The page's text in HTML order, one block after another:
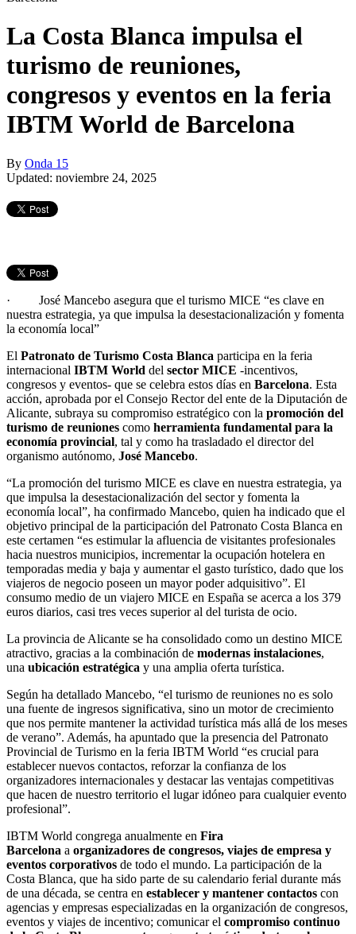
La Costa Blanca impulsa el
turismo de reuniones,
congresos y eventos en la feria
IBTM World de Barcelona
By Onda 15
Updated: noviembre 24, 2025
· José Mancebo asegura que el turismo MICE “es clave en
nuestra estrategia, ya que impulsa la desestacionalización y fomenta
la economía local”
El Patronato de Turismo Costa Blanca participa en la feria
internacional IBTM World del sector MICE -incentivos,
congresos y eventos- que se celebra estos días en Barcelona. Esta
acción, aprobada por el Consejo Rector del ente de la Diputación de
Alicante, subraya su compromiso estratégico con la promoción del
turismo de reuniones como herramienta fundamental para la
economía provincial, tal y como ha trasladado el director del
organismo autónomo, José Mancebo.
“La promoción del turismo MICE es clave en nuestra estrategia, ya
que impulsa la desestacionalización del sector y fomenta la
economía local”, ha confirmado Mancebo, quien ha indicado que el
objetivo principal de la participación del Patronato Costa Blanca en
este certamen “es estimular la afluencia de visitantes profesionales
hacia nuestros municipios, incrementar la ocupación hotelera en
temporadas media y baja y aumentar el gasto turístico, dado que los
viajeros de negocio poseen un mayor poder adquisitivo”. El
consumo medio de un viajero MICE en España se acerca a los 379
euros diarios, casi tres veces superior al del turista de ocio.
La provincia de Alicante se ha consolidado como un destino MICE
atractivo, gracias a la combinación de modernas instalaciones,
una ubicación estratégica y una amplia oferta turística.
Según ha detallado Mancebo, “el turismo de reuniones no es solo
una fuente de ingresos significativa, sino un motor de crecimiento
que nos permite mantener la actividad turística más allá de los meses
de verano”. Además, ha apuntado que la presencia del Patronato
Provincial de Turismo en la feria IBTM World “es crucial para
establecer nuevos contactos, reforzar la confianza de los
organizadores internacionales y destacar las ventajas competitivas
que hacen de nuestro territorio el lugar idóneo para cualquier evento
profesional”.
IBTM World congrega anualmente en Fira
Barcelona a organizadores de congresos, viajes de empresa y
eventos corporativos de todo el mundo. La participación de la
Costa Blanca, que ha sido parte de su calendario ferial durante más
de una década, se centra en establecer y mantener contactos con
agencias y empresas especializadas en la organización de congresos,
eventos y viajes de incentivo; comunicar el compromiso continuo